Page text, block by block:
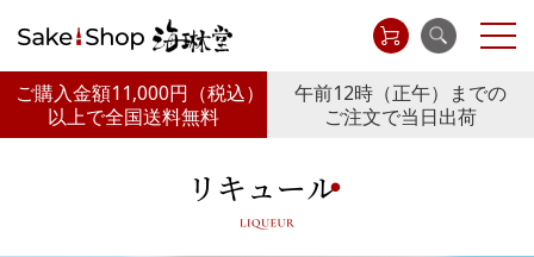
ご購入金額11,000円 （税込）
以上で全国送料無料
午前12時（正午）までの
ご注文で当日出荷